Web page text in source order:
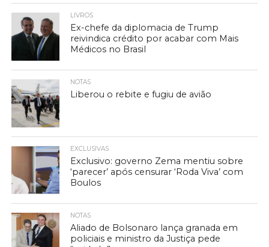
LIVROS
Ex-chefe da diplomacia de Trump
reivindica crédito por acabar com Mais
Médicos no Brasil
NOTAS
Liberou o rebite e fugiu de avião
EXCLUSIVAS
Exclusivo: governo Zema mentiu sobre
‘parecer’ após censurar ‘Roda Viva’ com
Boulos
NOTAS
Aliado de Bolsonaro lança granada em
policiais e ministro da Justiça pede